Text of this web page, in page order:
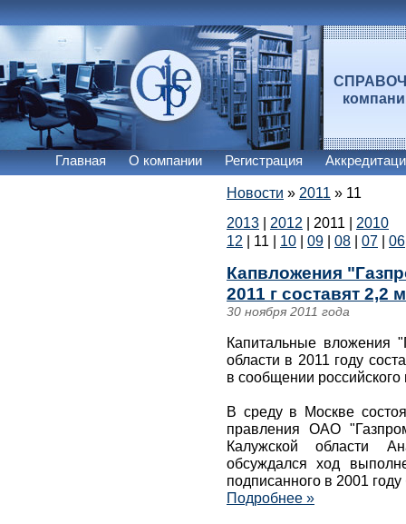
Главная О компании Регистрация
Новости » 2011 » 11
2013
2012 2011
2010
12
11 10 09 08 07 06
Капвложения
2011 г составят 2,2
30 ноября 2011 года
Капитальные вложения
области в 2011 году
в сообщении российского
В среду в Москве
правления ОАО
Калужской области
обсуждался ход
подписанного в 2001
Подробнее »